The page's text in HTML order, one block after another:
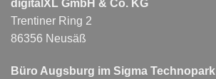
digitalXL GmbH & Co. KG
Trentiner Ring 2
86356 Neusäß
Büro Augsburg im Sigma Technopark